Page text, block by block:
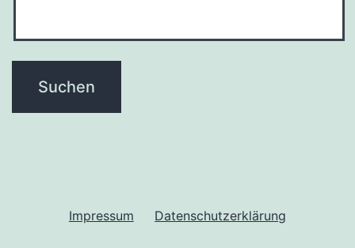
Impressum Datenschutzerklärung